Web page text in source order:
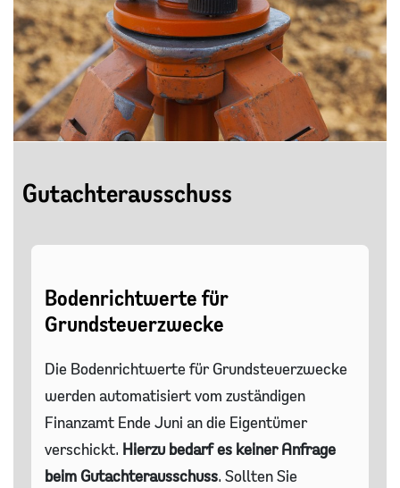
Gutachterausschuss
Bodenrichtwerte für
Grundsteuerzwecke
Die Bodenrichtwerte für Grundsteuerzwecke
werden automatisiert vom zuständigen
Finanzamt Ende Juni an die Eigentümer
verschickt. Hierzu bedarf es keiner Anfrage
beim Gutachterausschuss. Sollten Sie